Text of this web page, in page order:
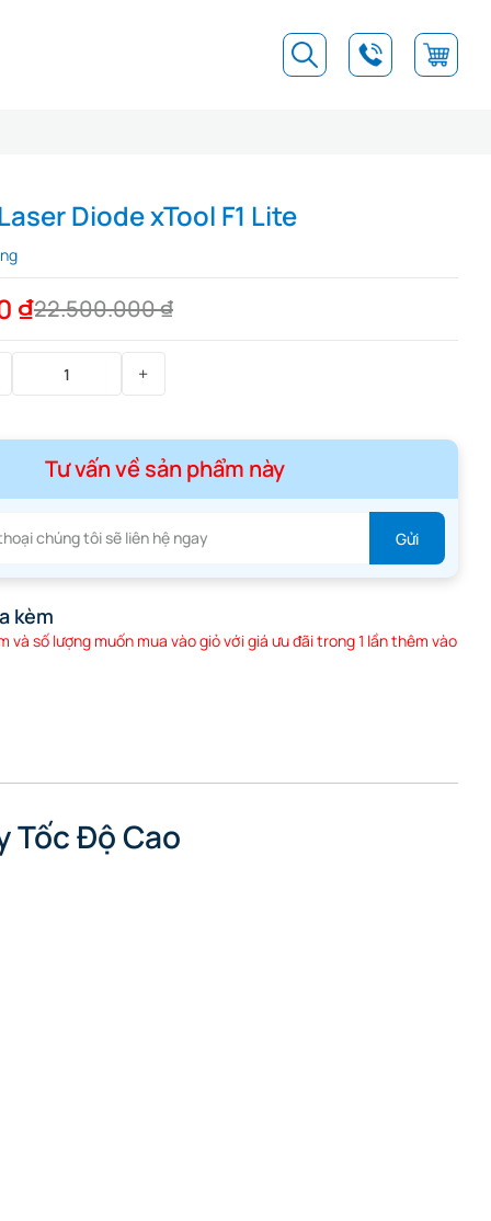
Diode xTool F1 Lite
22.500.000₫
₫
Tư vấn về sản phẩm này
kèm
và số lượng muốn mua vào giỏ với giá ưu đãi trong 1 lần thêm vào
Tốc Độ Cao